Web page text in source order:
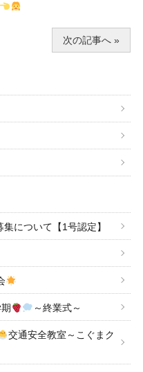
次の記事へ »
について【1号認定】
～終業式～
交通安全教室～こぐまク